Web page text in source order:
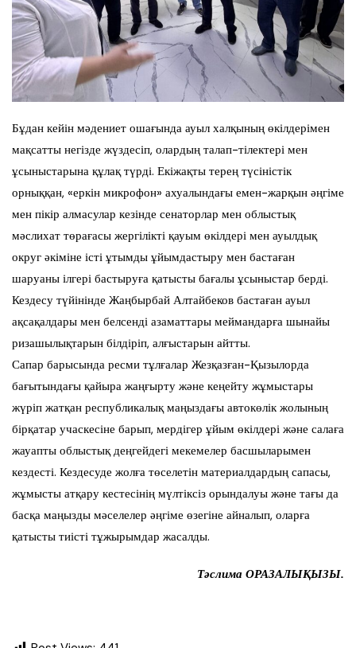
Бұдан кейін мәдениет ошағында ауыл халқының өкілдерімен
мақсатты негізде жүздесіп, олардың талап-тілектері мен
ұсыныстарына құлақ түрді. Екіжақты терең түсіністік
орныққан, «еркін микрофон» ахуалындағы емен-жарқын әңгіме
мен пікір алмасулар кезінде сенаторлар мен облыстық
мәслихат төрағасы жергілікті қауым өкілдері мен ауылдық
округ әкіміне істі ұтымды ұйымдастыру мен бастаған
шаруаны ілгері бастыруға қатысты бағалы ұсыныстар берді.
Кездесу түйінінде Жаңбырбай Алтайбеков бастаған ауыл
ақсақалдары мен белсенді азаматтары меймандарға шынайы
ризашылықтарын білдіріп, алғыстарын айтты.
Сапар барысында ресми тұлғалар Жезқазған-Қызылорда
бағытындағы қайыра жаңғырту және кеңейту жұмыстары
жүріп жатқан республикалық маңыздағы автокөлік жолының
бірқатар учаскесіне барып, мердігер ұйым өкілдері және салаға
жауапты облыстық деңгейдегі мекемелер басшыларымен
кездесті. Кездесуде жолға төселетін материалдардың сапасы,
жұмысты атқару кестесінің мүлтіксіз орындалуы және тағы да
басқа маңызды мәселелер әңгіме өзегіне айналып, оларға
қатысты тиісті тұжырымдар жасалды.
Тәслима ОРАЗАЛЫҚЫЗЫ.